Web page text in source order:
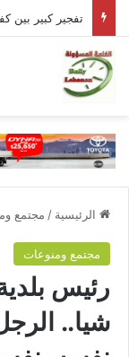
الرئيسية / مجتمع
مجتمع ومنوعات
رئيس
شيا..